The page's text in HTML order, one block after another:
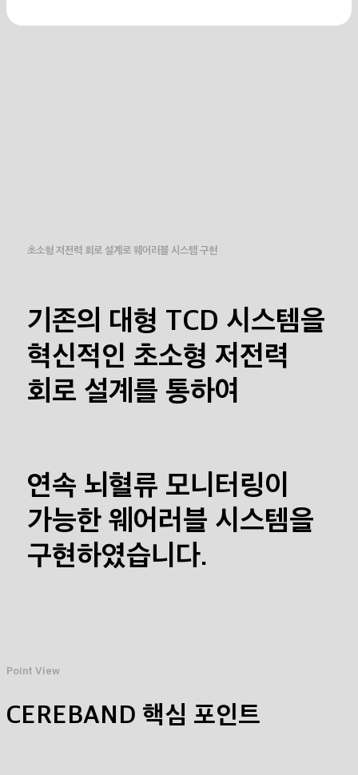
초소형 저전력 회로 설계로 웨어러블 시스템 구현
기존의 대형 TCD 시스템을
혁신적인 초소형 저전력
회로 설계를 통하여
연속 뇌혈류 모니터링이
가능한웨어러블 시스템을
구현하였습니다.
Point View
CEREBAND 핵심 포인트